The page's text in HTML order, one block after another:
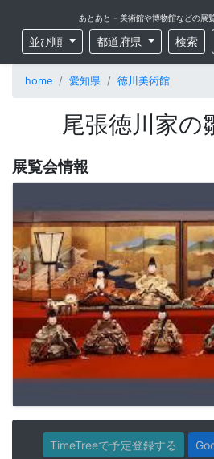
あとあと - 美術館や博物館などの展
並び順 都道府県 検索
home 愛知県 徳川美術館
尾張徳川家の
展覧会情報
TimeTreeで予定登録する